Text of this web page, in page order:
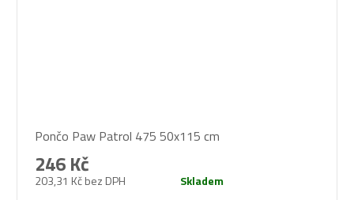
Pončo Paw Patrol 475 50x115 cm
203,31 Kč bez DPH
246 Kč
Skladem